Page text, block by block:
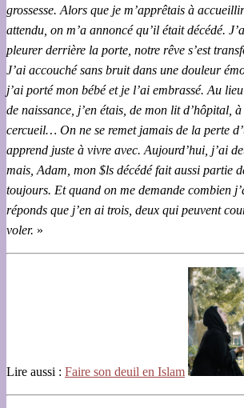
grossesse. Alors que je m’apprêtais à
attendu, on m’a annoncé qu’il était décédé.
pleurer derrière la porte, notre rêve s’est
J’ai accouché sans bruit dans une douleur
j’ai porté mon bébé et je l’ai embrassé. Au
de naissance, j’en étais, de mon lit d’hôpital,
cercueil… On ne se remet jamais de la perte
apprend juste à vivre avec. Aujourd’hui, j’ai
mais, Adam, mon $ls décédé fait aussi partie
toujours. Et quand on me demande combien
réponds que j’en ai trois, deux qui peuvent
voler. »
Lire aussi : Faire son deuil en Islam